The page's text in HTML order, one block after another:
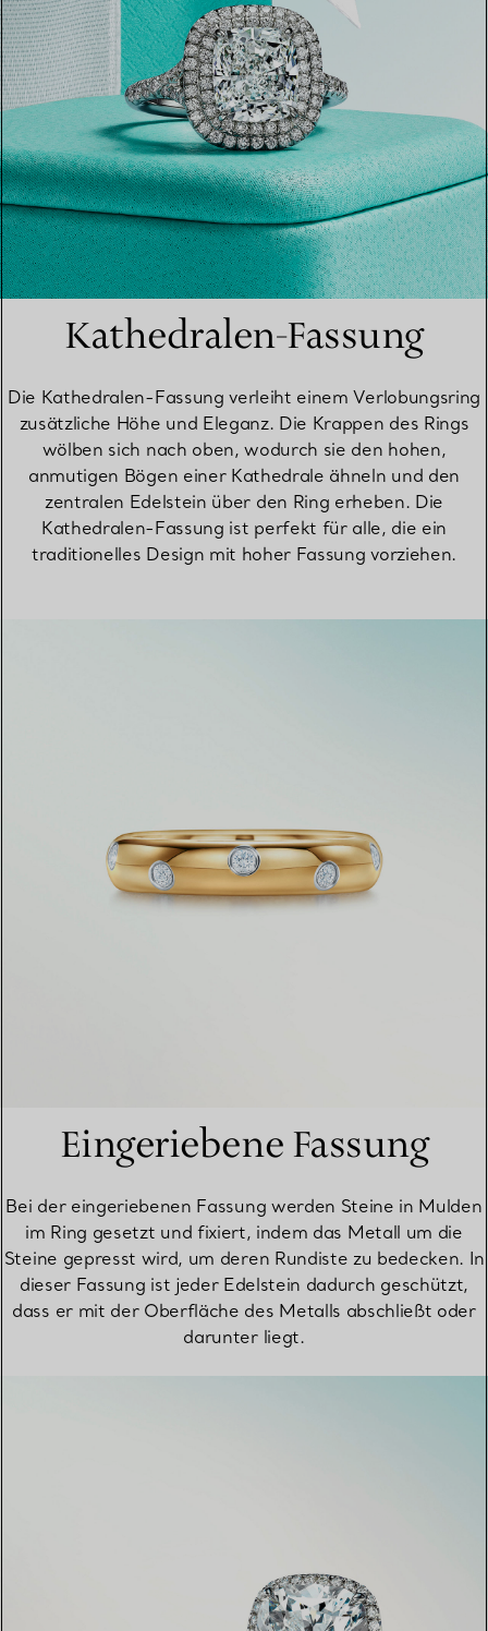
Kathedralen-Fassung
Die Kathedralen-Fassung verleiht einem Verlobungsring
zusätzliche Höhe und Eleganz. Die Krappen des Rings
wölben sich nach oben, wodurch sie den hohen,
anmutigen Bögen einer Kathedrale ähneln und den
zentralen Edelstein über den Ring erheben. Die
Kathedralen-Fassung ist perfekt für alle, die ein
traditionelles Design mit hoher Fassung vorziehen.
Eingeriebene Fassung
Bei der eingeriebenen Fassung werden Steine in Mulden
im Ring gesetzt und fixiert, indem das Metall um die
Steine gepresst wird, um deren Rundiste zu bedecken. In
dieser Fassung ist jeder Edelstein dadurch geschützt,
dass er mit der Oberfläche des Metalls abschließt oder
darunter liegt.